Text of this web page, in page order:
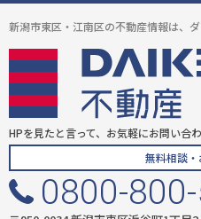
新潟市東区・江南区の不動産情報は、
HPを見たと言って、お気軽にお問い合
無料相談
0800-